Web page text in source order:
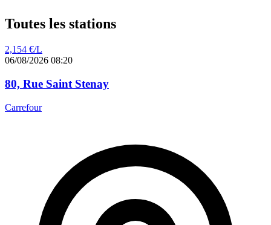
Toutes les stations
2,154 €/L
06/08/2026 08:20
80, Rue Saint Stenay
Carrefour